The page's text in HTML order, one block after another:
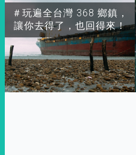
＃玩遍全台灣 368 鄉鎮，
讓你去得了，也回得來！